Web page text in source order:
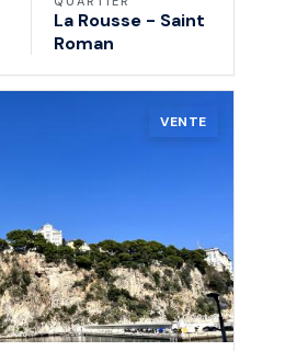
La Rousse - Saint
Roman
VENTE